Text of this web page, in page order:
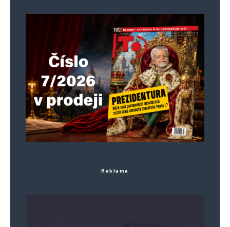
druhá strana stejné mince. Není nám
Ivana Andre
6. 5. 2024 (23:13)
Mám radost, že se paní učitelka nevzdala a že
byla zproštěna viny.
Odpovědět
Reklama